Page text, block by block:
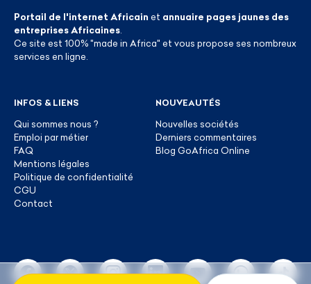
Portail de l'internet Africain et annuaire pages jaunes des
entreprises Africaines
Ce site est 100% "made in Africa" et vous propose ses nombreux
services en ligne.
INFOS & LIENS
Qui sommes nous ?
Emploi par métier
FAQ
Mentions légales
Politique de confidentialité
CGU
Contact
NOUVEAUTÉS
Nouvelles sociétés
Derniers commentaires
Blog GoAfrica Online